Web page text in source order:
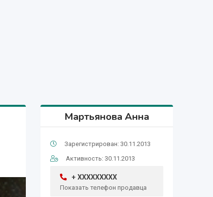
Мартьянова Анна
Зарегистрирован: 30.11.2013
Активность: 30.11.2013
+ XXXXXXXXX
Показать телефон продавца